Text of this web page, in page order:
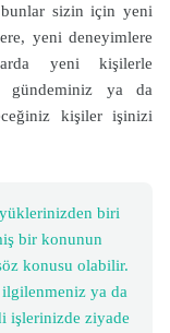
sizin için yeni
yeni deneyimlere
yeni kişilerle
gündeminiz ya da
kişiler işinizi
biri
bir konunun
konusu olabilir.
ya da
işlerinizde ziyade